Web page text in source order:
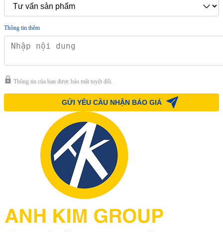
Thông tin thêm
Thông tin của bạn được bảo mật tuyệt đối.